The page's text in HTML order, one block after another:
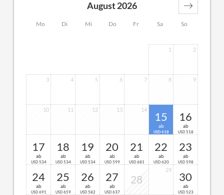
Mo Di Mi Do Fr Sa So
August 2026
1 2
3 4 5 6 7 8 9
10 11 12 13 14
15
ab
USD 618
16
ab
USD 518
17
ab
USD 534
18
ab
USD 534
19
ab
USD 534
20
ab
USD 599
21
ab
USD 681
22
ab
USD 620
23
ab
USD 598
24
ab
USD 691
25
ab
USD 659
26
ab
USD 582
27
ab
USD 637
28
29
30
ab
USD 523